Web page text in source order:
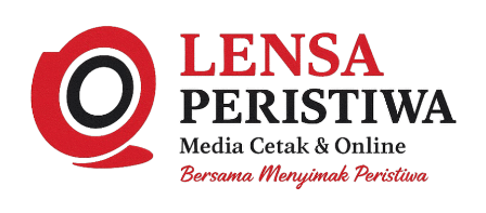
content